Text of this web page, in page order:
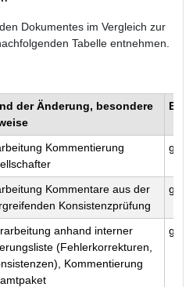
Dokumentes im Vergleich zur
Tabelle entnehmen.
der Änderung, besondere
Kommentierung
Kommentare aus der
Konsistenzprüfung
anhand interner
(Fehlerkorrekturen,
Kommentierung